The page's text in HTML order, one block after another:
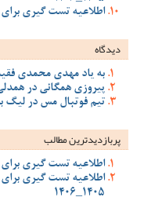
اطلاعیه تست گیری برای
دیدگاه
به یاد مهدی محمدی
پیروزی همگانی در
تیم فوتبال مس در لیگ برتر 87_1386، با
پربازدیدترین‌ مطالب
اطلاعیه تست گیری برای
اطلاعیه تست گیری
1405_1406